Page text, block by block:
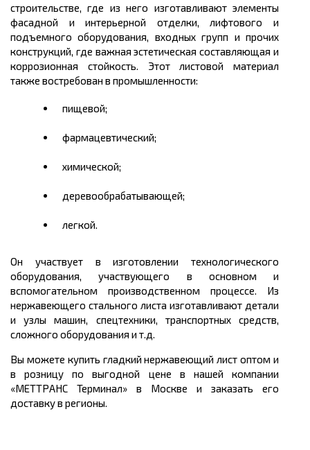
строительстве, где из него изготавливают элементы
фасадной и интерьерной отделки, лифтового и
подъемного оборудования, входных групп и прочих
конструкций, где важная эстетическая составляющая и
коррозионная стойкость. Этот листовой материал
также востребован в промышленности:
пищевой;
фармацевтический;
химической;
деревообрабатывающей;
легкой.
Он участвует в изготовлении технологического
оборудования, участвующего в основном и
вспомогательном производственном процессе. Из
нержавеющего стального листа изготавливают детали
и узлы машин, спецтехники, транспортных средств,
сложного оборудования и т.д.
Вы можете купить гладкий нержавеющий лист оптом и
в розницу по выгодной цене в нашей компании
«МЕТТРАНС Терминал» в Москве и заказать его
доставку в регионы.